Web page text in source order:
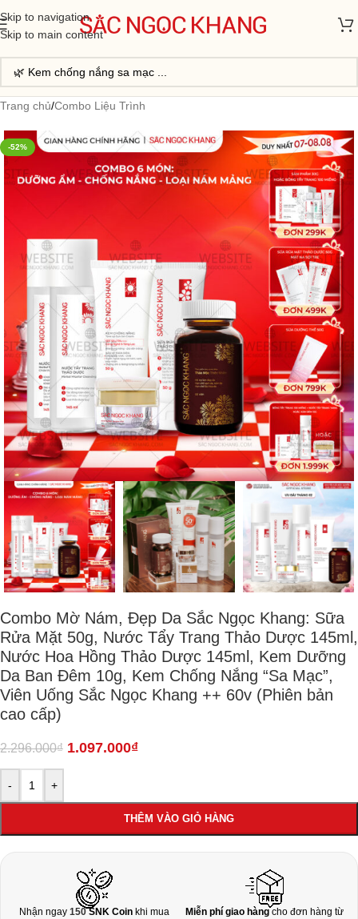
Skip to navigation
Skip to main content
Trang chủ/Combo Liệu Trình
-52%
Combo Mờ Nám, Đẹp Da Sắc Ngọc Khang: Sữa
Rửa Mặt 50g, Nước Tẩy Trang Thảo Dược 145ml,
Nước Hoa Hồng Thảo Dược 145ml, Kem Dưỡng
Da Ban Đêm 10g, Kem Chống Nắng “Sa Mạc”,
Viên Uống Sắc Ngọc Khang ++ 60v (Phiên bản
cao cấp)
2.296.000₫ 1.097.000₫
- +
THÊM VÀO GIỎ HÀNG
Nhận ngay 150SNK Coinkhi mua
Miễn phí giao hàngcho đơn hàng từ